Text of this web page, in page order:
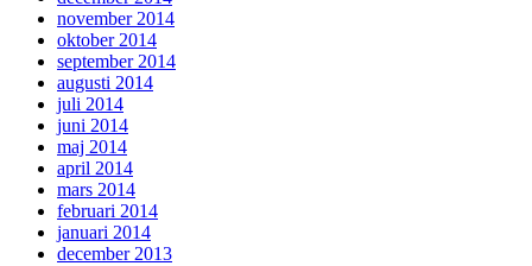
november 2014
oktober 2014
september 2014
augusti 2014
juli 2014
juni 2014
maj 2014
april 2014
mars 2014
februari 2014
januari 2014
december 2013